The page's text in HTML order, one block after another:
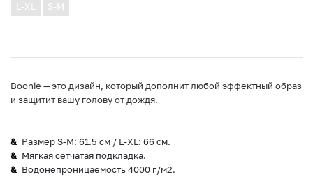
L-XL S-M
Boonie — это дизайн, который дополнит любой эффектный образ
и защитит вашу голову от дождя.
Размер S-M: 61.5 см / L-XL: 66 см.
Мягкая сетчатая подкладка.
Водонепроницаемость 4000 г/м2.